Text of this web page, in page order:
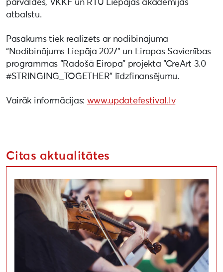
pārvaldes, VKKF un RTU Liepājas akadēmijas
atbalstu.
Pasākums tiek realizēts ar nodibinājuma
“Nodibinājums Liepāja 2027” un Eiropas Savienības
programmas “Radošā Eiropa” projekta “CreArt 3.0
#STRINGING_TOGETHER” līdzfinansējumu.
Vairāk informācijas: www.updatefestival.lv‍‍
Citas aktualitātes